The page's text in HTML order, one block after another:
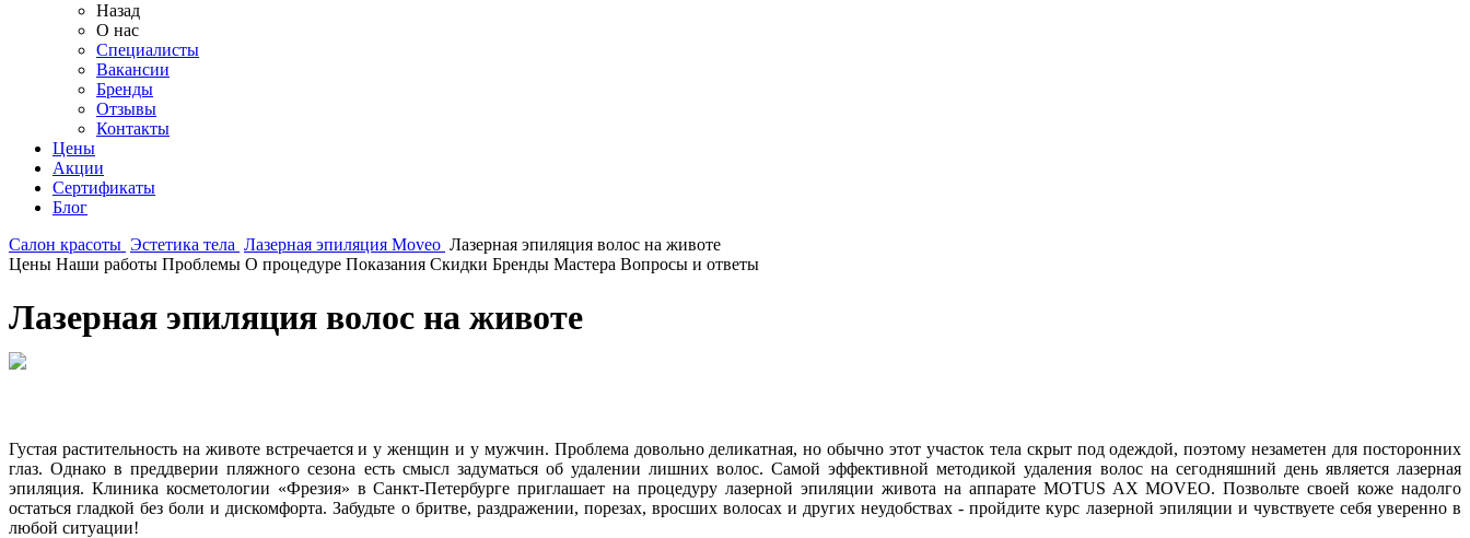
Назад
О нас
Специалисты
Вакансии
Бренды
Отзывы
Контакты
Цены
Акции
Сертификаты
Блог
Салон красоты Эстетика тела Лазерная эпиляция Moveo Лазерная эпиляция волос на животе
Цены Наши работы Проблемы О процедуре Показания Скидки Бренды Мастера Вопросы и ответы
Лазерная эпиляция волос на животе
Густая растительность на животе встречается и у женщин и у мужчин. Проблема довольно деликатная, но обычно этот участок тела скрыт под одеждой, поэтому незаметен для посторонних
глаз. Однако в преддверии пляжного сезона есть смысл задуматься об удалении лишних волос. Самой эффективной методикой удаления волос на сегодняшний день является лазерная
эпиляция. Клиника косметологии «Фрезия» в Санкт-Петербурге приглашает на процедуру лазерной эпиляции живота на аппарате MOTUS AX MOVEO. Позвольте своей коже надолго
остаться гладкой без боли и дискомфорта. Забудьте о бритве, раздражении, порезах, вросших волосах и других неудобствах - пройдите курс лазерной эпиляции и чувствуете себя уверенно в
любой ситуации!